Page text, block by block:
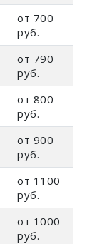
от 700
руб.
от 790
руб.
от 800
руб.
от 900
руб.
от 1100
руб.
от 1000
руб.